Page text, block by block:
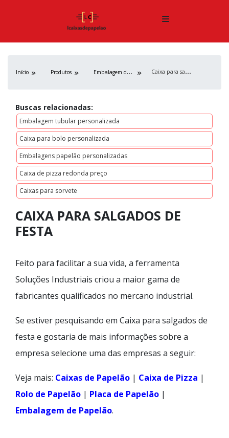
Início Produtos E
mbalagem de papelão C
aixa para salgados de festa
Buscas relacionadas:
Embalagem tubular personalizada
Caixa para bolo personalizada
Embalagens papelão personalizadas
Caixa de pizza redonda preço
Caixas para sorvete
CAIXA PARA SALGADOS DE
FESTA
Feito para facilitar a sua vida, a ferramenta
Soluções Industriais criou a maior gama de
fabricantes qualificados no mercano industrial.
Se estiver pesquisando em Caixa para salgados de
festa e gostaria de mais informações sobre a
empresa selecione uma das empresas a seguir:
Veja mais: Caixas de Papelão | Caixa de Pizza |
Rolo de Papelão | Placa de Papelão |
Embalagem de Papelão.